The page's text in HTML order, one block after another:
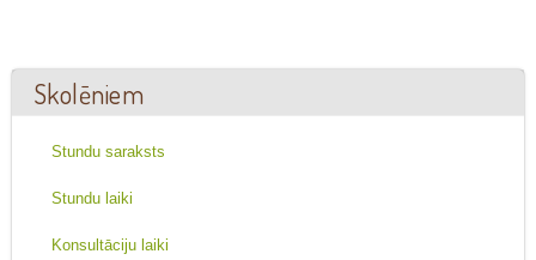
Skolēniem
Stundu saraksts
Stundu laiki
Konsultāciju laiki